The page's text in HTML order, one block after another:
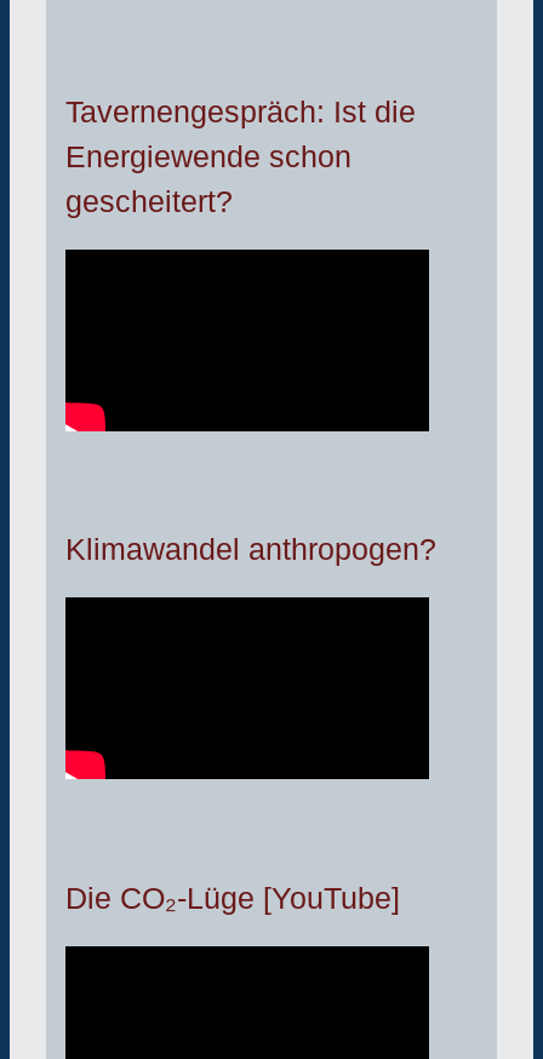
Tavernengespräch: Ist die
Energiewende schon
gescheitert?
Klimawandel anthropogen?
Die CO₂-Lüge [YouTube]